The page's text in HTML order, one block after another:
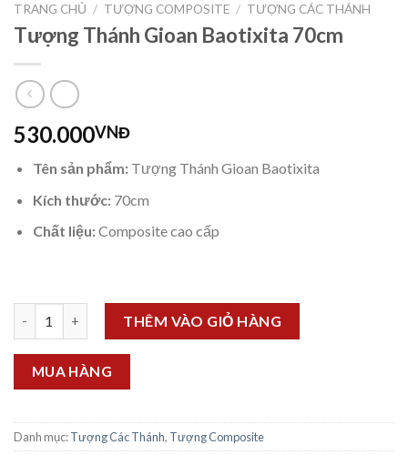
TRANG CHỦ / TƯỢNG COMPOSITE / TƯỢNG CÁC THÁNH
Tượng Thánh Gioan Baotixita 70cm
530.000VNĐ
Tên sản phẩm:Tượng Thánh Gioan Baotixita
Kích thước:70cm
Chất liệu:Composite cao cấp
Tượng Thánh Gioan Baotixita 70cm số lượng
THÊM VÀO GIỎ HÀNG
MUA HÀNG
Danh mục:Tượng Các Thánh, Tượng Composite